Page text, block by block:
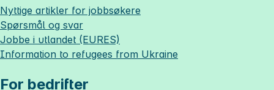
Nyttige artikler for jobbsøkere
Spørsmål og svar
Jobbe i utlandet (EURES)
Information to refugees from Ukraine
For bedrifter